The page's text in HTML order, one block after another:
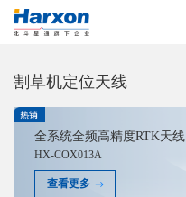
割草机定位天线
全系统全频高精度RTK天线
HX-COX013A
查看更多